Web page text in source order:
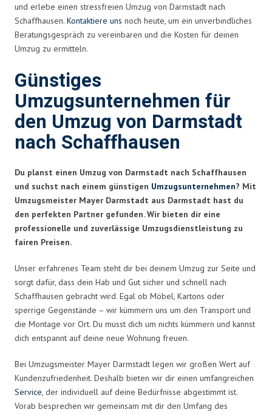
und erlebe einen stressfreien Umzug von Darmstadt nach
Schaffhausen. Kontaktiere uns noch heute, um ein unverbindliches
Beratungsgespräch zu vereinbaren und die Kosten für deinen
Umzug zu ermitteln.
Günstiges
Umzugsunternehmen für
den Umzug von Darmstadt
nach Schaffhausen
Du planst einen Umzug von Darmstadt nach Schaffhausen
und suchst nach einem günstigen Umzugsunternehmen? Mit
Umzugsmeister Mayer Darmstadt aus Darmstadt hast du
den perfekten Partner gefunden. Wir bieten dir eine
professionelle und zuverlässige Umzugsdienstleistung zu
fairen Preisen.
Unser erfahrenes Team steht dir bei deinem Umzug zur Seite und
sorgt dafür, dass dein Hab und Gut sicher und schnell nach
Schaffhausen gebracht wird. Egal ob Möbel, Kartons oder
sperrige Gegenstände – wir kümmern uns um den Transport und
die Montage vor Ort. Du musst dich um nichts kümmern und kannst
dich entspannt auf deine neue Wohnung freuen.
Bei Umzugsmeister Mayer Darmstadt legen wir großen Wert auf
Kundenzufriedenheit. Deshalb bieten wir dir einen umfangreichen
Service, der individuell auf deine Bedürfnisse abgestimmt ist.
Vorab besprechen wir gemeinsam mit dir den Umfang des